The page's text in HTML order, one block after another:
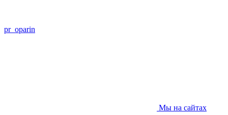
pr_oparin
Мы на сайтах